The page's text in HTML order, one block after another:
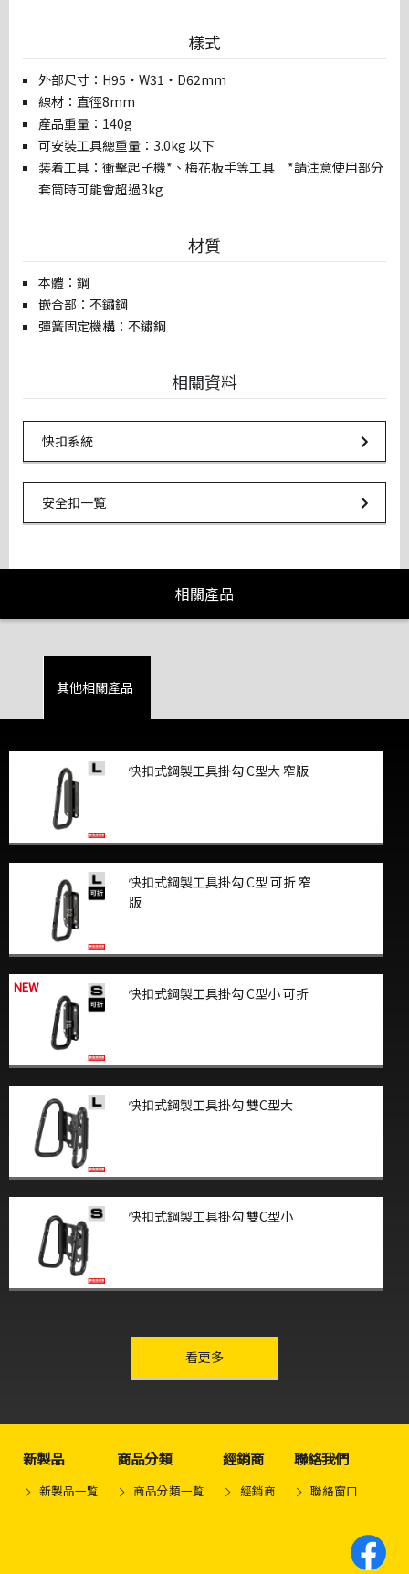
樣式
外部尺寸：H95・W31・D62mm
線材：直徑8mm
產品重量：140g
可安裝工具總重量：3.0kg 以下
装着工具：衝擊起子機*、梅花板手等工具 *請注意使用部分
套筒時可能會超過3kg
材質
本體：鋼
嵌合部：不鏽鋼
彈簧固定機構：不鏽鋼
相關資料
快扣系統Url Link
安全扣一覧Url Link
相關產品
其他相關產品
快扣式鋼製工具掛勾 C型大 窄版
快扣式鋼製工具掛勾 C型 可折 窄
版
NEW 快扣式鋼製工具掛勾 C型小 可折
快扣式鋼製工具掛勾 雙C型大
快扣式鋼製工具掛勾 雙C型小
看更多other-series
新製品
新製品一覧
商品分類
商品分類一覧
經銷商
經銷商
聯絡我們
聯絡窗口